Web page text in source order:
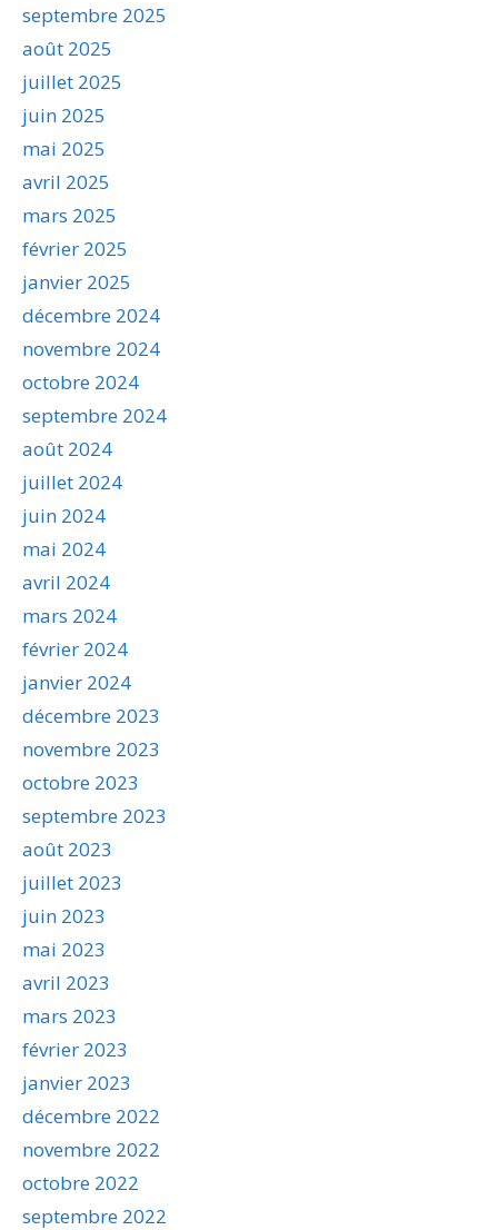
septembre 2025
août 2025
juillet 2025
juin 2025
mai 2025
avril 2025
mars 2025
février 2025
janvier 2025
décembre 2024
novembre 2024
octobre 2024
septembre 2024
août 2024
juillet 2024
juin 2024
mai 2024
avril 2024
mars 2024
février 2024
janvier 2024
décembre 2023
novembre 2023
octobre 2023
septembre 2023
août 2023
juillet 2023
juin 2023
mai 2023
avril 2023
mars 2023
février 2023
janvier 2023
décembre 2022
novembre 2022
octobre 2022
septembre 2022